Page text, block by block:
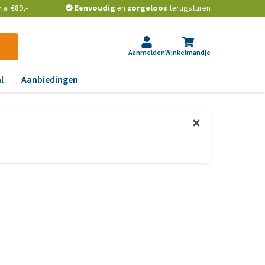
€89,- Eenvoudig en zorgeloos terugsturen
AanmeldenWinkelmandje
Aanbiedingen